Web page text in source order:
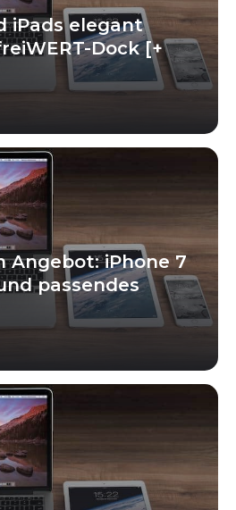
iPads elegant
Dock [+
Angebot: iPhone 7
passendes